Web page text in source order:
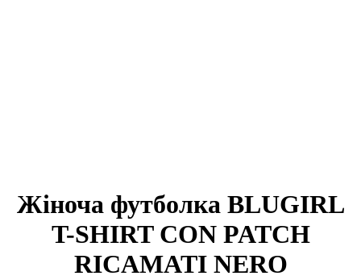
Жіноча футболка BLUGIRL
T-SHIRT CON PATCH
RICAMATI NERO